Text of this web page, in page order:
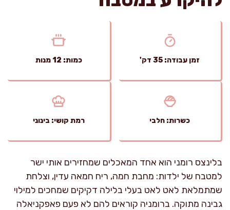
זמן עבודה: 35 דק' כמות: 12 מנות
כשרות: חלבי רמת קושי: בינוני
בלינצס רומני הוא אחד המאכלים שמחזירים אותי ישר
למטבח של ילדות: מחבת חמה, ריח חמאה עדין, וצלחת
שמתמלאת לאט לאט בעלי בלילה דקיקים שמחכים למילוי
גבינה מתוקה. ברומניה קוראים להם לא פעם פאפקניאלה